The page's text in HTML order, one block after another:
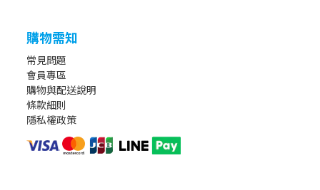
購物需知
常見問題
會員專區
購物與配送說明
條款細則
隱私權政策